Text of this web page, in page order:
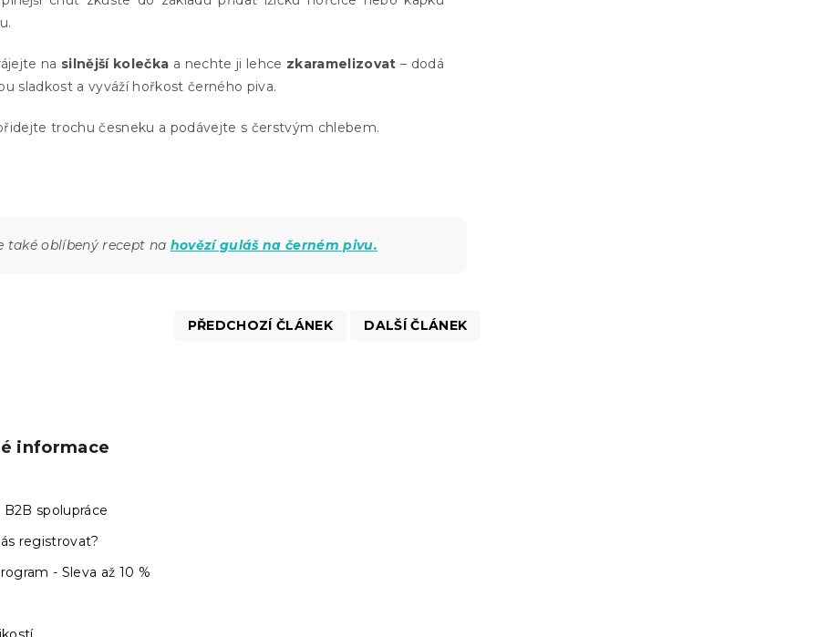
na silnější kolečka a nechte ji lehce zkaramelizovat – dodá
sladkost a vyváží hořkost černého piva.
trochu česneku a podávejte s čerstvým chlebem.
také oblíbený recept na hovězí guláš na černém pivu.
PŘEDCHOZÍ ČLÁNEK DALŠÍ ČLÁNEK
informace
spolupráce
registrovat?
- Sleva až 10 %